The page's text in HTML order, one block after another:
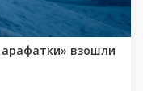
арафатки» взошли